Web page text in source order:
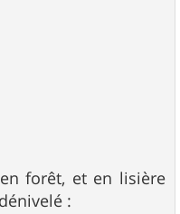
forêt, et en lisière
: